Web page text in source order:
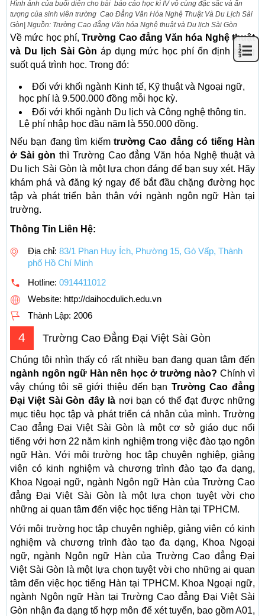
Hình ảnh của buổi diễn cho bài báo cáo học kì IV vô cùng đặc sắc và ấn
tượng của sinh viên trường Cao Đẳng Văn Hóa Nghệ Thuật Và Du Lịch Sài
Gòn| Nguồn: Trường Cao đẳng Văn hóa Nghệ thuật và Du lịch Sài Gòn
Về mức học phí,Trường Cao đẳng Văn hóa Nghệ thuật
và Du lịch Sài Gòn áp dụng mức học phí ổn định trong
suốt quá trình học. Trong đó:
Đối với khối ngành Kinh tế, Kỹ thuật và Ngoại ngữ,
học phí là 9.500.000 đồng mỗi học kỳ.
Đối với khối ngành Du lịch và Công nghệ thông tin.
Lệ phí nhập học đầu năm là 550.000 đồng.
Nếu bạn đang tìm kiếmtrường Cao đẳng có tiếng Hàn
ở Sài gòn thì Trường Cao đẳng Văn hóa Nghệ thuật và
Du lịch Sài Gòn là một lựa chọn đáng để bạn suy xét. Hãy
khám phá và đăng ký ngay để bắt đầu chặng đường học
tập và phát triển bản thân với ngành ngôn ngữ Hàn tại
trường.
Thông Tin Liên Hệ:
Địa chỉ: 83/1 Phan Huy Ích, Phường 15, Gò Vấp, Thành
phố Hồ Chí Minh
Hotline: 0914411012
Website: http://daihocdulich.edu.vn
Thành Lập: 2006
4 Trường Cao Đẳng Đại Việt Sài Gòn
Chúng tôi nhìn thấy có rất nhiều bạn đang quan tâm đến
ngành ngôn ngữ Hàn nên học ở trường nào? Chính vì
vậy chúng tôi sẽ giới thiệu đến bạn Trường Cao đẳng
Đại Việt Sài Gòn đây là nơi bạn có thể đạt được những
mục tiêu học tập và phát triển cá nhân của mình. Trường
Cao đẳng Đại Việt Sài Gòn là một cơ sở giáo dục nổi
tiếng với hơn 22 năm kinh nghiệm trong việc đào tạo ngôn
ngữ Hàn. Với môi trường học tập chuyên nghiệp, giảng
viên có kinh nghiệm và chương trình đào tạo đa dạng,
Khoa Ngoại ngữ, ngành Ngôn ngữ Hàn của Trường Cao
đẳng Đại Việt Sài Gòn là một lựa chọn tuyệt vời cho
những ai quan tâm đến việc học tiếng Hàn tại TPHCM.
Với môi trường học tập chuyên nghiệp, giảng viên có kinh
nghiệm và chương trình đào tạo đa dạng, Khoa Ngoại
ngữ, ngành Ngôn ngữ Hàn của Trường Cao đẳng Đại
Việt Sài Gòn là một lựa chọn tuyệt vời cho những ai quan
tâm đến việc học tiếng Hàn tại TPHCM. Khoa Ngoại ngữ,
ngành Ngôn ngữ Hàn tại Trường Cao đẳng Đại Việt Sài
Gòn nhận đa dạng tổ hợp môn để xét tuyển, bao gồm A01,